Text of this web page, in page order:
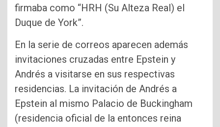
firmaba como “HRH (Su Alteza Real) el
Duque de York”.
En la serie de correos aparecen además
invitaciones cruzadas entre Epstein y
Andrés a visitarse en sus respectivas
residencias. La invitación de Andrés a
Epstein al mismo Palacio de Buckingham
(residencia oficial de la entonces reina